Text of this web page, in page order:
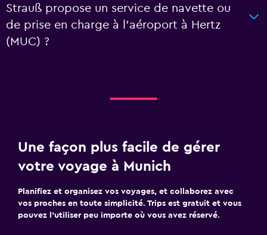
Strauß propose un service de navette ou
de prise en charge à l’aéroport à Hertz
(MUC) ?
Une façon plus facile de gérer
votre voyage à Munich
Planifiez et organisez vos voyages, et collaborez avec
vos proches en toute simplicité. Trips est gratuit et vous
pouvez l’utiliser peu importe où vous avez réservé.